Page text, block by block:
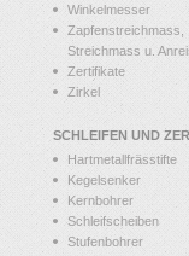
Winkelmesser
Zapfenstreichmass,
Streichmass u.
Zertifikate
Zirkel
SCHLEIFEN UND
Hartmetallfrässtifte
Kegelsenker
Kernbohrer
Schleifscheiben
Stufenbohrer